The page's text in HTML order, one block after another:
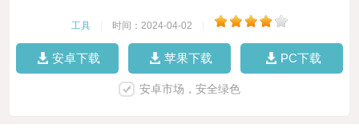
工具 时间：2024-04-02
安卓下载 苹果下载 PC下载
安卓市场，安全绿色